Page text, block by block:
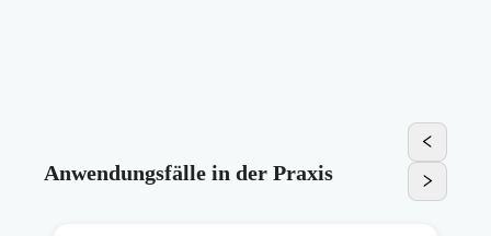
Anwendungsfälle in der Praxis